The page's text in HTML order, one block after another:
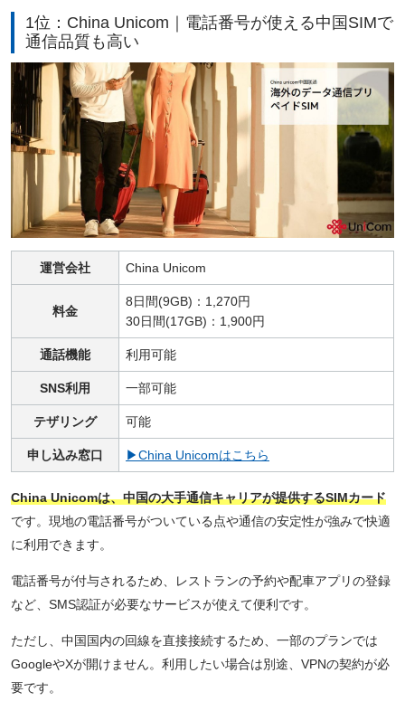
1位：China Unicom｜電話番号が使える中国SIMで
通信品質も高い
運営会社 China Unicom
料金
8日間(9GB)：1,270円
30日間(17GB)：1,900円
通話機能 利用可能
SNS利用 一部可能
テザリング 可能
申し込み窓口 ▶China Unicomはこちら
China Unicomは、中国の大手通信キャリアが提供するSIMカード
です。現地の電話番号がついている点や通信の安定性が強みで快適
に利用できます。
電話番号が付与されるため、レストランの予約や配車アプリの登録
など、SMS認証が必要なサービスが使えて便利です。
ただし、中国国内の回線を直接接続するため、一部のプランでは
GoogleやXが開けません。利用したい場合は別途、VPNの契約が必
要です。